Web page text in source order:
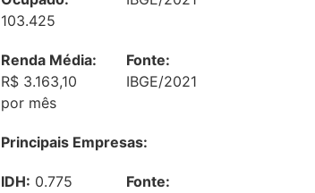
103.425
Renda Média:
R$ 3.163,10
por mês
Fonte:
IBGE/2021
Principais Empresas:
IDH: 0.775
Fonte: